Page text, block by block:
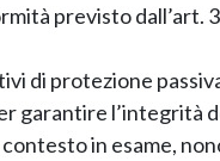
previsto dall’art.
di protezione
garantire l’integrità
in esame,